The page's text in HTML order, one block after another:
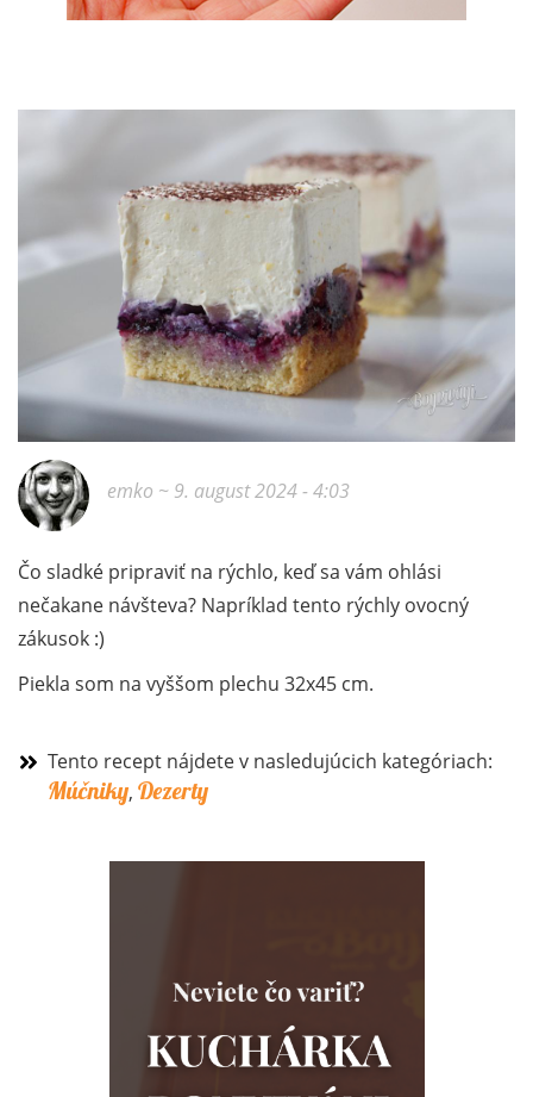
emko ~ 9. august 2024 - 4:03
Čo sladké pripraviť na rýchlo, keď sa vám ohlási
nečakane návšteva? Napríklad tento rýchly ovocný
zákusok :)
Piekla som na vyššom plechu 32x45 cm.
Tento recept nájdete v nasledujúcich kategóriach:
Múčniky, Dezerty